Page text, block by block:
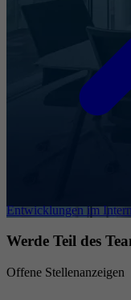
Entwicklungen im
Werde Teil des
Offene Stellenanzeigen